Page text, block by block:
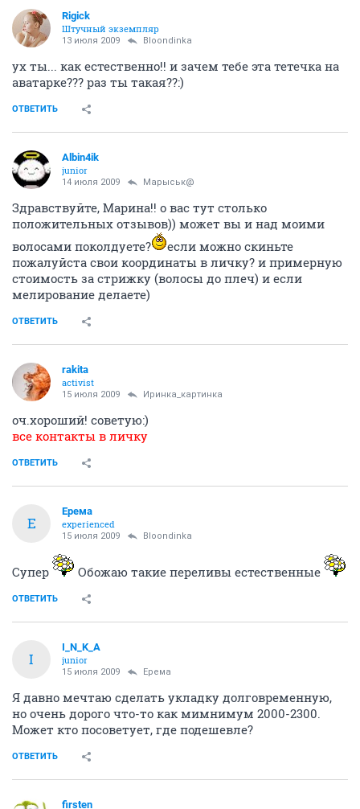
Rigick
Штучный экземпляр
13 июля 2009 Bloondinka
ух ты... как естественно!! и зачем тебе эта тетечка на
аватарке??? раз ты такая??:)
ОТВЕТИТЬ
Albin4ik
junior
14 июля 2009 Марыськ@
Здравствуйте, Марина!! о вас тут столько
положительных отзывов)) может вы и над моими
волосами поколдуете?
если можно скиньте
пожалуйста свои координаты в личку? и примерную
стоимость за стрижку (волосы до плеч) и если
мелирование делаете)
ОТВЕТИТЬ
rakita
activist
15 июля 2009 Иринка_картинка
оч.хороший! советую:)
все контакты в личку
ОТВЕТИТЬ
Е
Ерема
experienced
15 июля 2009 Bloondinka
Супер Обожаю такие переливы естественные
ОТВЕТИТЬ
I
I_N_K_A
junior
15 июля 2009 Ерема
Я давно мечтаю сделать укладку долговременную,
но очень дорого что-то как мимнимум 2000-2300.
Может кто посоветует, где подешевле?
ОТВЕТИТЬ
firsten